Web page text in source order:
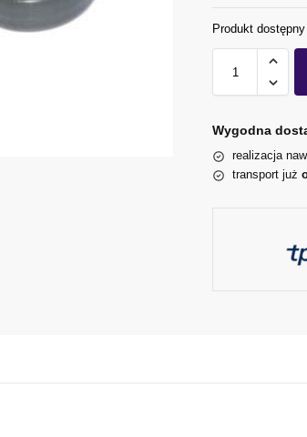
Produkt
Wygodna
realizacja
transport już